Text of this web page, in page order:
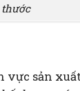
sản